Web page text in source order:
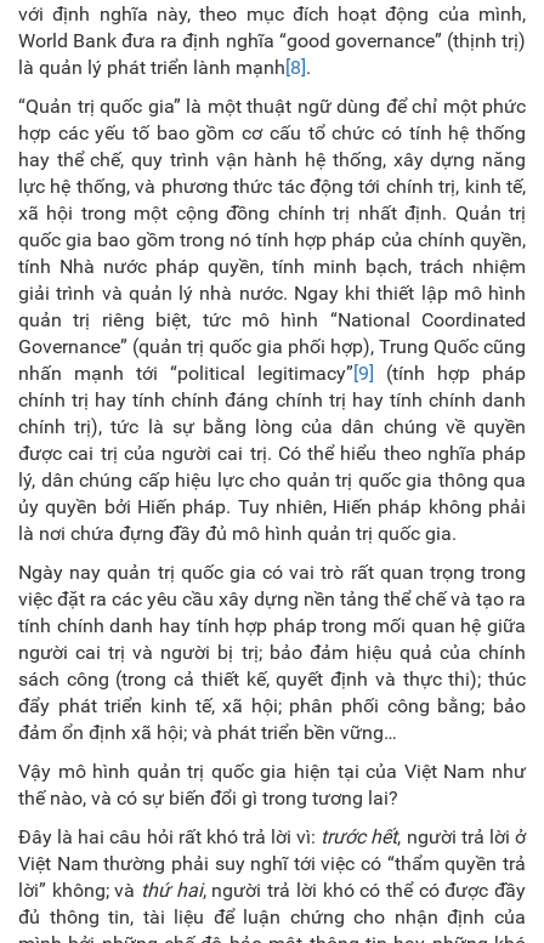
với định nghĩa này, theo mục đích hoạt động của mình,
World Bank đưa ra định nghĩa “good governance” (thịnh trị)
là quản lý phát triển lành mạnh[8].
“Quản trị quốc gia” là một thuật ngữ dùng để chỉ một phức
hợp các yếu tố bao gồm cơ cấu tổ chức có tính hệ thống
hay thể chế, quy trình vận hành hệ thống, xây dựng năng
lực hệ thống, và phương thức tác động tới chính trị, kinh tế,
xã hội trong một cộng đồng chính trị nhất định. Quản trị
quốc gia bao gồm trong nó tính hợp pháp của chính quyền,
tính Nhà nước pháp quyền, tính minh bạch, trách nhiệm
giải trình và quản lý nhà nước. Ngay khi thiết lập mô hình
quản trị riêng biệt, tức mô hình “National Coordinated
Governance” (quản trị quốc gia phối hợp), Trung Quốc cũng
nhấn mạnh tới “political legitimacy”[9]
(tính hợp pháp
chính trị hay tính chính đáng chính trị hay tính chính danh
chính trị), tức là sự bằng lòng của dân chúng về quyền
được cai trị của người cai trị. Có thể hiểu theo nghĩa pháp
lý, dân chúng cấp hiệu lực cho quản trị quốc gia thông qua
ủy quyền bởi Hiến pháp. Tuy nhiên, Hiến pháp không phải
là nơi chứa đựng đầy đủ mô hình quản trị quốc gia.
Ngày nay quản trị quốc gia có vai trò rất quan trọng trong
việc đặt ra các yêu cầu xây dựng nền tảng thể chế và tạo ra
tính chính danh hay tính hợp pháp trong mối quan hệ giữa
người cai trị và người bị trị; bảo đảm hiệu quả của chính
sách công (trong cả thiết kế, quyết định và thực thi); thúc
đẩy phát triển kinh tế, xã hội; phân phối công bằng; bảo
đảm ổn định xã hội; và phát triển bền vững…
Vậy mô hình quản trị quốc gia hiện tại của Việt Nam như
thế nào, và có sự biến đổi gì trong tương lai?
Đây là hai câu hỏi rất khó trả lời vì: trước hết, người trả lời ở
Việt Nam thường phải suy nghĩ tới việccó “thẩm quyền trả
lời” không; và thứ hai, người trả lời khó có thể có được đầy
đủ thông tin, tài liệu để luận chứng cho nhận định của